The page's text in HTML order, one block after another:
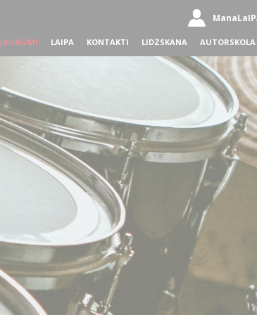
JAUNUMI LAIPA KONTAKTI LIDZSKANA AUTORSKOLA